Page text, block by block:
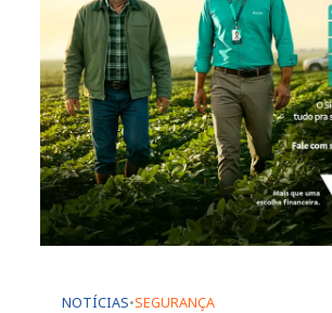
NOTÍCIAS•SEGURANÇA